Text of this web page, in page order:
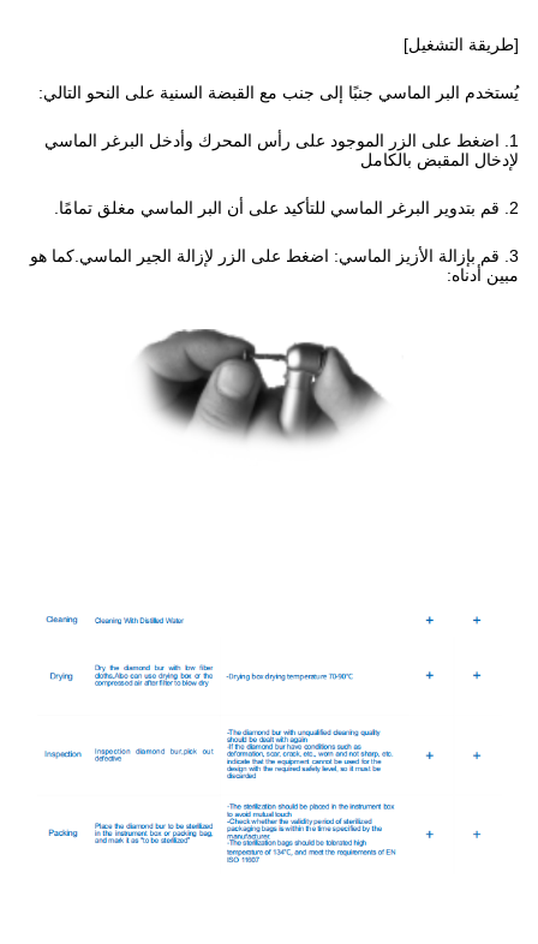
[طريقة التشغيل]
يُستخدم البر الماسي جنبًا إلى جنب مع القبضة السنية على النحو التالي:
1. اضغط على الزر الموجود على رأس المحرك وأدخل البرغر الماسي
لإدخال المقبض بالكامل
2. قم بتدوير البرغر الماسي للتأكيد على أن البر الماسي مغلق تمامًا.
3. قم بإزالة الأزيز الماسي: اضغط على الزر لإزالة الجير الماسي.كما هو
مبين أدناه: